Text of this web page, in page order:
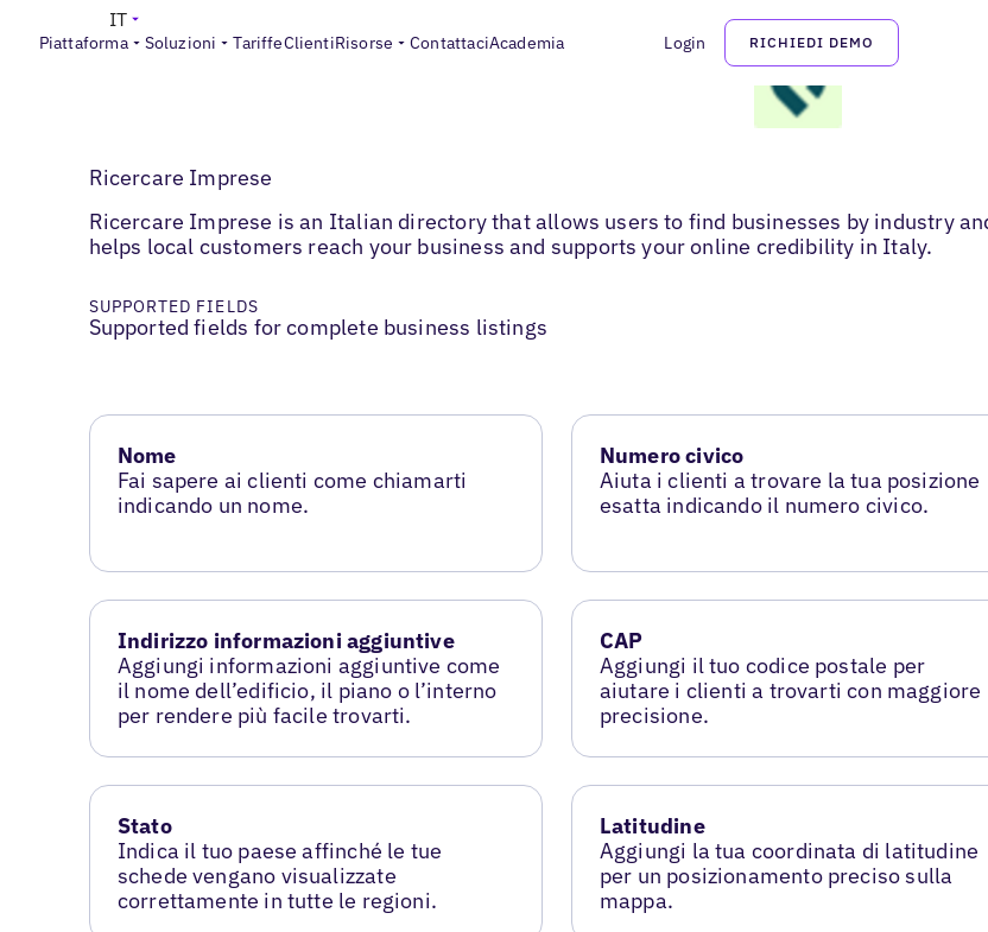
Piattaforma Soluzioni TariffeClientiRisorse ContattaciAcademia Login RICHIEDI DEMO
IT
Ricercare Imprese
Ricercare Imprese is an Italian directory that allows users to find businesses by industry
helps local customers reach your business and supports your online credibility in Italy.
SUPPORTED FIELDS
Supported fields for complete business listings
Nome
Fai sapere ai clienti come chiamarti
indicando un nome.
Numero civico
Aiuta i clienti a trovare la tua posizione
esatta indicando il numero civico.
Indirizzo informazioni aggiuntive
Aggiungi informazioni aggiuntive come
il nome dell’edificio, il piano o l’interno
per rendere più facile trovarti.
CAP
Aggiungi il tuo codice postale per
aiutare i clienti a trovarti con maggiore
precisione.
Stato
Indica il tuo paese affinché le tue
schede vengano visualizzate
correttamente in tutte le regioni.
Latitudine
Aggiungi la tua coordinata di latitudine
per un posizionamento preciso sulla
mappa.